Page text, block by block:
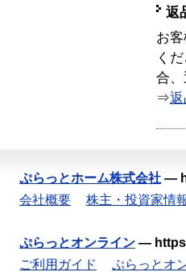
返
お
く
合
⇒
ぷらっとホーム株式会社 —
会社概要
株主・投資家情
ぷらっとオンライン —
ご利用ガイド
ぷらっとオ